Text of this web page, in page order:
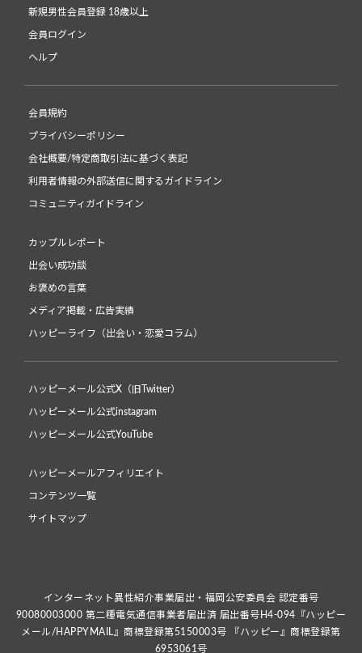
新規男性会員登録 18歳以上
会員ログイン
ヘルプ
会員規約
プライバシーポリシー
会社概要/特定商取引法に基づく表記
利用者情報の外部送信に関するガイドライン
コミュニティガイドライン
カップルレポート
出会い成功談
お褒めの言葉
メディア掲載・広告実績
ハッピーライフ（出会い・恋愛コラム）
ハッピーメール公式X（旧Twitter）
ハッピーメール公式instagram
ハッピーメール公式YouTube
ハッピーメールアフィリエイト
コンテンツ一覧
サイトマップ
インターネット異性紹介事業届出・福岡公安委員会 認定番号
90080003000 第二種電気通信事業者届出済 届出番号H4-094『ハッピー
メール/HAPPYMAIL』商標登録第5150003号 『ハッピー』商標登録第
6953061号